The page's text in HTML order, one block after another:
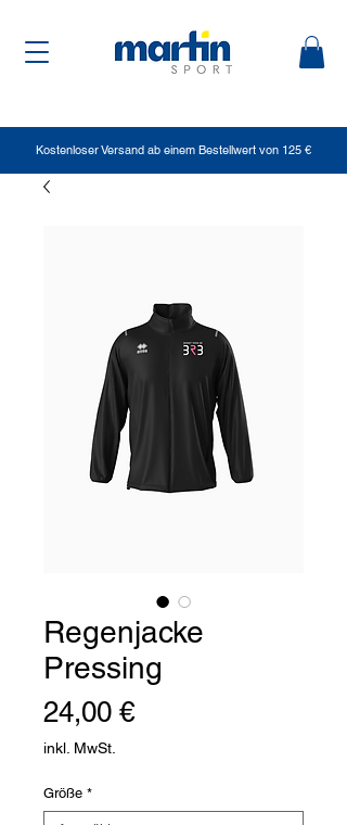
Kostenloser Versand ab einem Bestellwert von 125 €
Regenjacke
Pressing
24,00 €Preis
inkl. MwSt.
Größe *